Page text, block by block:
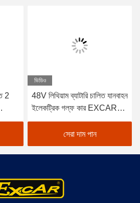
2
ভিডিও
48V লিথিয়াম ব্যাটারি চালিত যানবাহন
ইলেকট্রিক গল্ফ কার EXCAR
A1S6+2 সাদা
সেরা দাম পান